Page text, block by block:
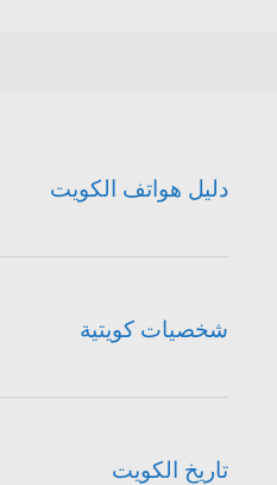
دليل هواتف الكويت
شخصيات كويتية
تاريخ الكويت